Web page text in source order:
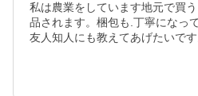
私は農業をしています地元で買
品されます。梱包も.丁寧になっ
友人知人にも教えてあげたいです